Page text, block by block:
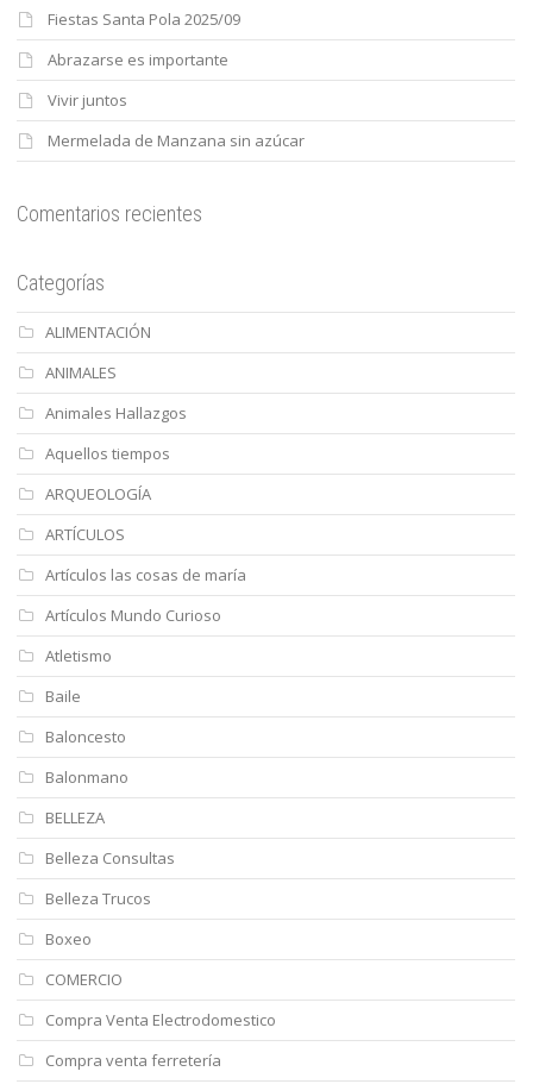
Fiestas Santa Pola 2025/09
Abrazarse es importante
Vivir juntos
Mermelada de Manzana sin azúcar
Comentarios recientes
Categorías
ALIMENTACIÓN
ANIMALES
Animales Hallazgos
Aquellos tiempos
ARQUEOLOGÍA
ARTÍCULOS
Artículos las cosas de maría
Artículos Mundo Curioso
Atletismo
Baile
Baloncesto
Balonmano
BELLEZA
Belleza Consultas
Belleza Trucos
Boxeo
COMERCIO
Compra Venta Electrodomestico
Compra venta ferretería